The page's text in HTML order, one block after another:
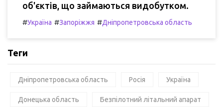
об'єктів, що займаються видобутком.
#Україна #Запоріжжя #Дніпропетровська область
Теги
Дніпропетровська область Росія Україна
Донецька область Безпілотний літальний апарат